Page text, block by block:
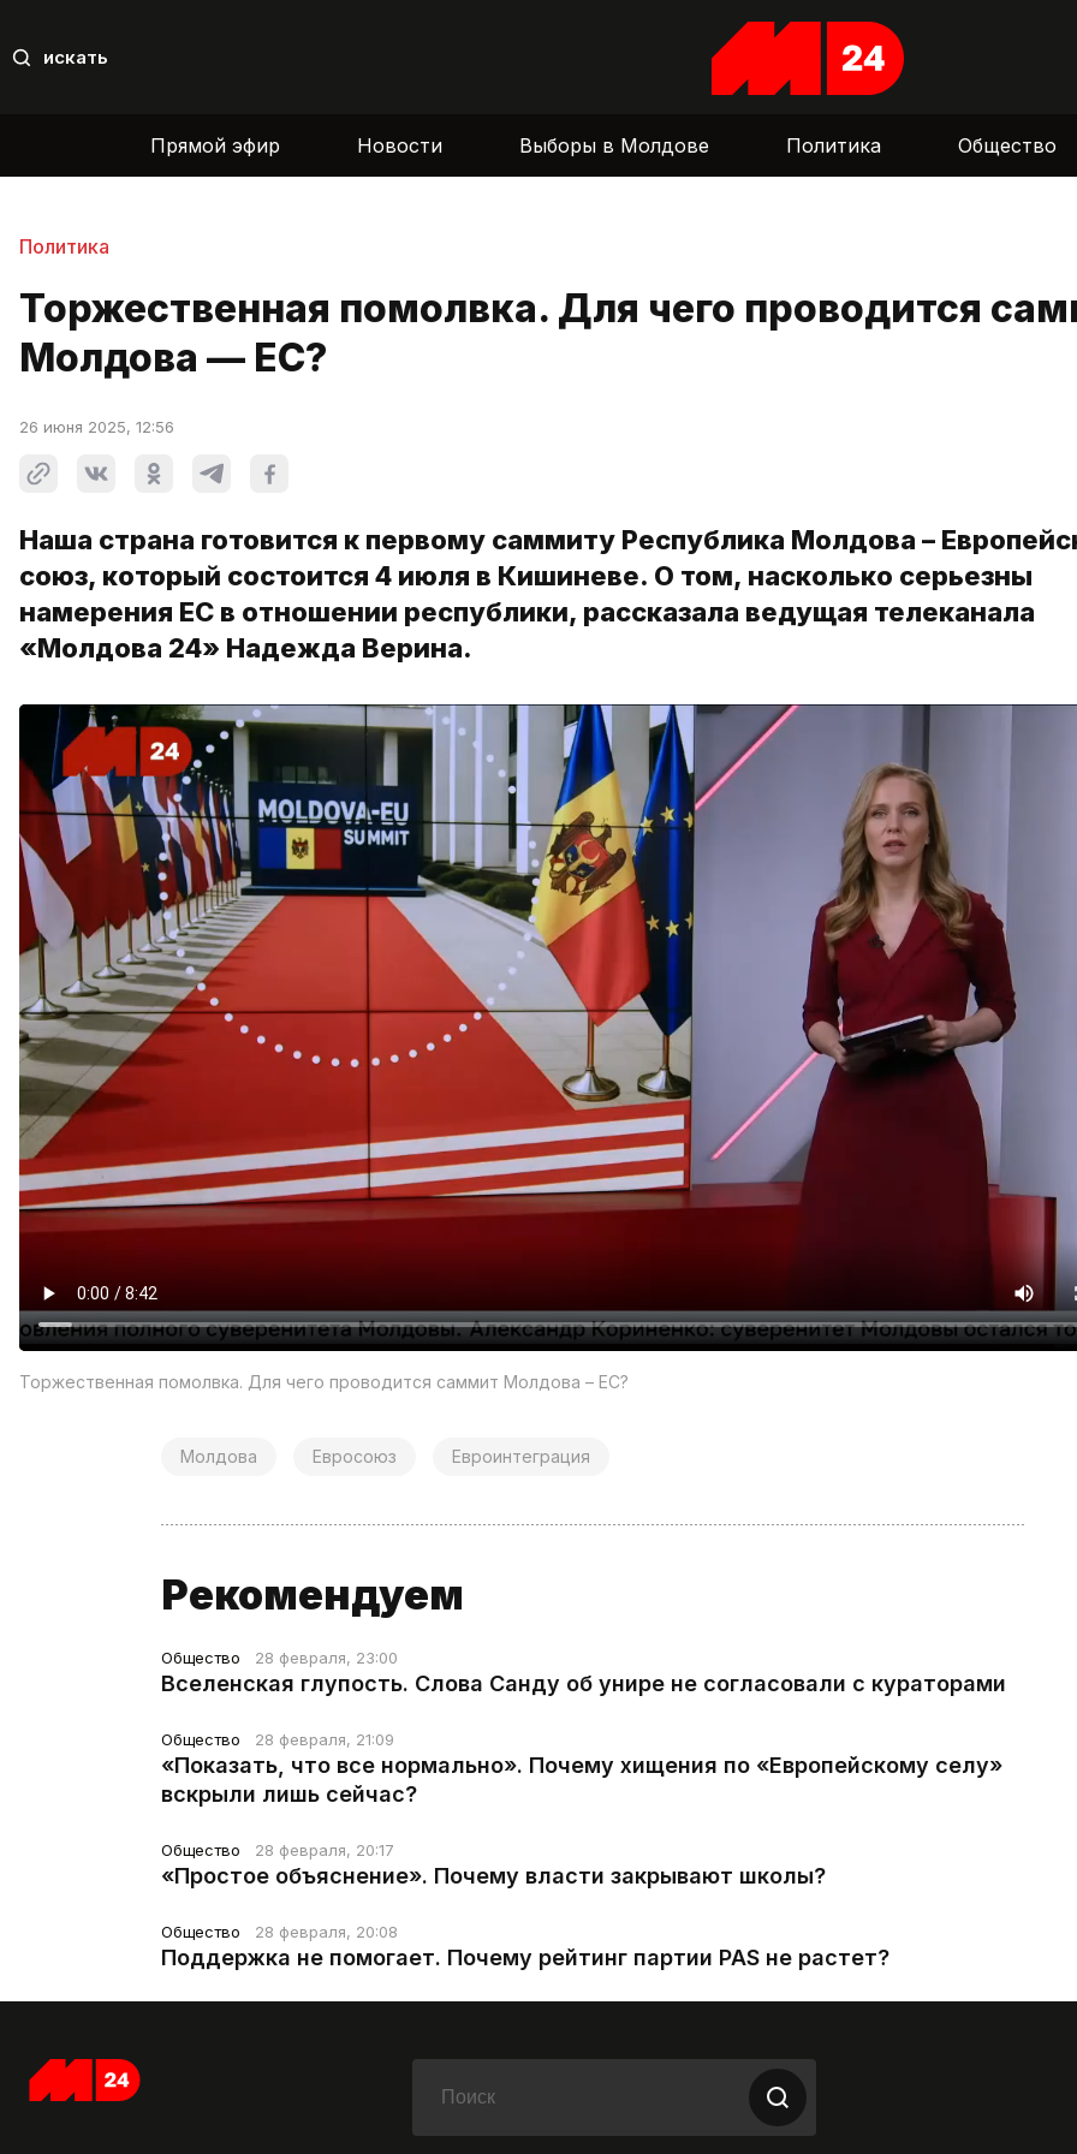
искать
Прямой эфир Новости Выборы в Молдове Политика Общество
Политика
Торжественная помолвка. Для чего проводится
Молдова — ЕС?
26 июня 2025, 12:56
Наша страна готовится к первому саммиту Республика Молдова –
союз, который состоится 4 июля в Кишиневе. О том, насколько серьезны
намерения ЕС в отношении республики, рассказала ведущая телеканала
«Молдова 24» Надежда Верина.
Торжественная помолвка. Для чего проводится саммит Молдова – ЕС?
Молдова Евросоюз Евроинтеграция
Рекомендуем
Общество 28 февраля, 23:00
Вселенская глупость. Слова Санду об унире не согласовали с кураторами
Общество 28 февраля, 21:09
«Показать, что все нормально». Почему хищения по «Европейскому селу»
вскрыли лишь сейчас?
Общество 28 февраля, 20:17
«Простое объяснение». Почему власти закрывают школы?
Общество 28 февраля, 20:08
Поддержка не помогает. Почему рейтинг партии PAS не растет?